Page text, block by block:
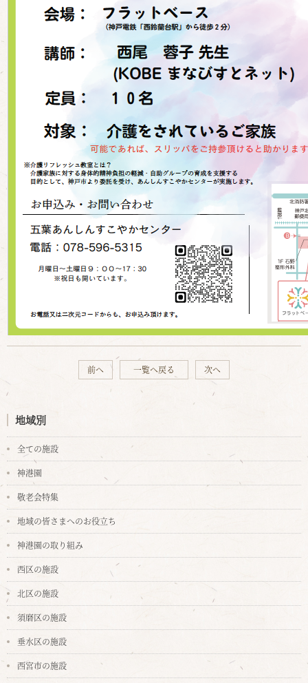
前へ 一覧へ戻る 次へ
地域別
全ての施設
神港園
敬老会特集
地域の皆さまへのお役立ち
神港園の取り組み
西区の施設
北区の施設
須磨区の施設
垂水区の施設
西宮市の施設